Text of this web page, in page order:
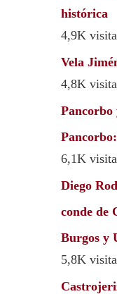
histórica
4,9K
Vela
4,8K
Pancorbo
6,1K
Diego
conde de
Burgos y
5,8K